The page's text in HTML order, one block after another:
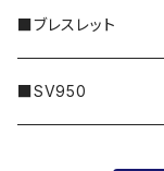
50,000円〜
100,000円〜
普段に｜Freedom
・メタル｜Amulet
ゴールド
プラチナ
14KGF
シルバー
■ブレスレット
■SV950